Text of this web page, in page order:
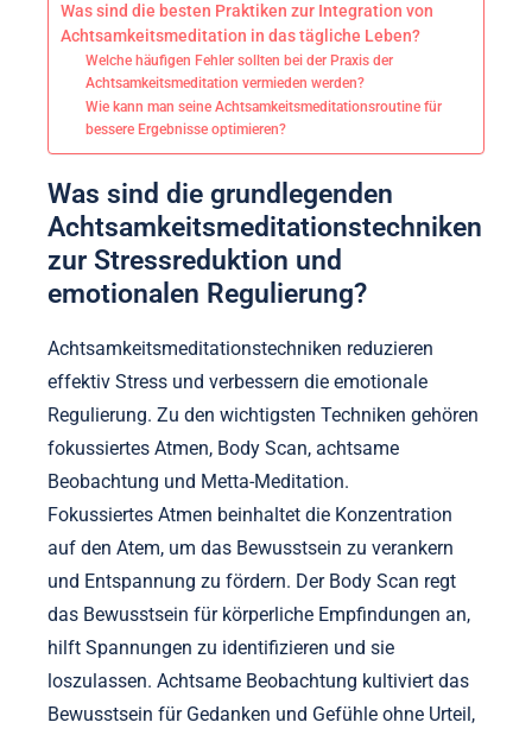
Was sind die besten Praktiken zur Integration von
Achtsamkeitsmeditation in das tägliche Leben?
Welche häufigen Fehler sollten bei der Praxis der
Achtsamkeitsmeditation vermieden werden?
Wie kann man seine Achtsamkeitsmeditationsroutine für
bessere Ergebnisse optimieren?
Was sind die grundlegenden
Achtsamkeitsmeditationstechniken
zur Stressreduktion und
emotionalen Regulierung?
Achtsamkeitsmeditationstechniken reduzieren
effektiv Stress und verbessern die emotionale
Regulierung. Zu den wichtigsten Techniken gehören
fokussiertes Atmen, Body Scan, achtsame
Beobachtung und Metta-Meditation.
Fokussiertes Atmen beinhaltet die Konzentration
auf den Atem, um das Bewusstsein zu verankern
und Entspannung zu fördern. Der Body Scan regt
das Bewusstsein für körperliche Empfindungen an,
hilft Spannungen zu identifizieren und sie
loszulassen. Achtsame Beobachtung kultiviert das
Bewusstsein für Gedanken und Gefühle ohne Urteil,